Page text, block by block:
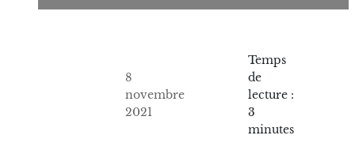
8
novembre
2021
Temps
de
lecture :
3
minutes